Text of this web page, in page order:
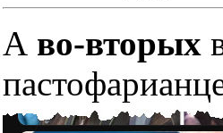
А во-вторых